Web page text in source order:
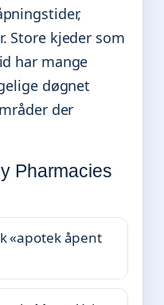
Store kjeder som
har mange
døgnet
der
Pharmacies
«apotek åpent